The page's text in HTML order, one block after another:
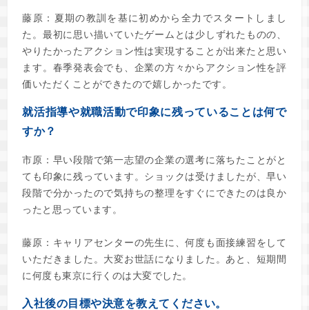
藤原：夏期の教訓を基に初めから全力でスタートしまし
た。最初に思い描いていたゲームとは少しずれたものの、
やりたかったアクション性は実現することが出来たと思い
ます。春季発表会でも、企業の方々からアクション性を評
価いただくことができたので嬉しかったです。
就活指導や就職活動で印象に残っていることは何で
すか？
市原：早い段階で第一志望の企業の選考に落ちたことがと
ても印象に残っています。ショックは受けましたが、早い
段階で分かったので気持ちの整理をすぐにできたのは良か
ったと思っています。
藤原：キャリアセンターの先生に、何度も面接練習をして
いただきました。大変お世話になりました。あと、短期間
に何度も東京に行くのは大変でした。
入社後の目標や決意を教えてください。